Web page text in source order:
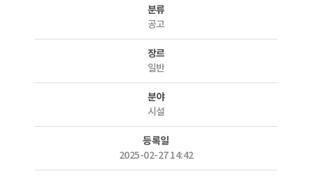
분류
공고
장르
일반
분야
시설
등록일
2025-02-27 14:42